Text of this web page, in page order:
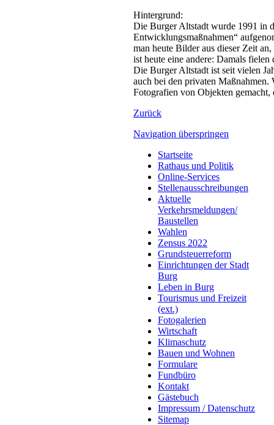
Hintergrund:
Die Burger Altstadt wurde 1991 in
Entwicklungsmaßnahmen“
man heute Bilder aus dieser Zeit
ist heute eine andere: Damals
Die Burger Altstadt ist seit vielen
auch bei den privaten Maßnahmen.
Fotografien von Objekten
Zurück
Navigation überspringen
Startseite
Rathaus und Politik
Online-Services
Stellenausschreibungen
Aktuelle
Verkehrsmeldungen/
Baustellen
Wahlen
Zensus 2022
Grundsteuerreform
Einrichtungen der Stadt
Burg
Leben in Burg
Tourismus und Freizeit
(ext.)
Fotogalerien
Wirtschaft
Klimaschutz
Bauen und Wohnen
Formulare
Fundbüro
Kontakt
Gästebuch
Impressum / Datenschutz
Sitemap